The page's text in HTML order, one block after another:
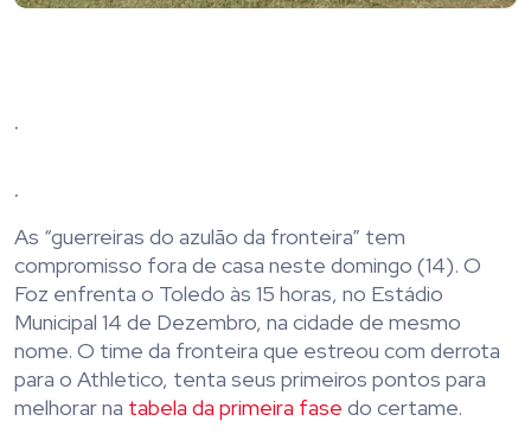
.
.
As “guerreiras do azulão da fronteira” tem
compromisso fora de casa neste domingo (14). O
Foz enfrenta o Toledo às 15 horas, no Estádio
Municipal 14 de Dezembro, na cidade de mesmo
nome. O time da fronteira que estreou com derrota
para o Athletico, tenta seus primeiros pontos para
melhorar na tabela da primeira fase do certame.